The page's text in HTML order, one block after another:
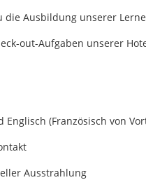
Ausbildung unserer
out-Aufgaben unserer
(Französisch von
Ausstrahlung